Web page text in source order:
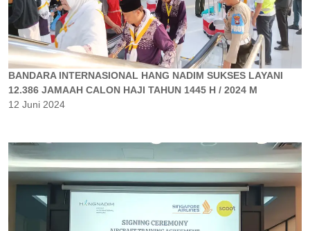
BANDARA INTERNASIONAL HANG NADIM SUKSES LAYANI
12.386 JAMAAH CALON HAJI TAHUN 1445 H / 2024 M
12 Juni 2024